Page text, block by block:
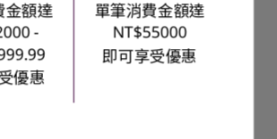
透過必
效能，
意過
栩栩如
金額達
-
優惠
單筆消費金額達
NT$55000
即可享受優惠